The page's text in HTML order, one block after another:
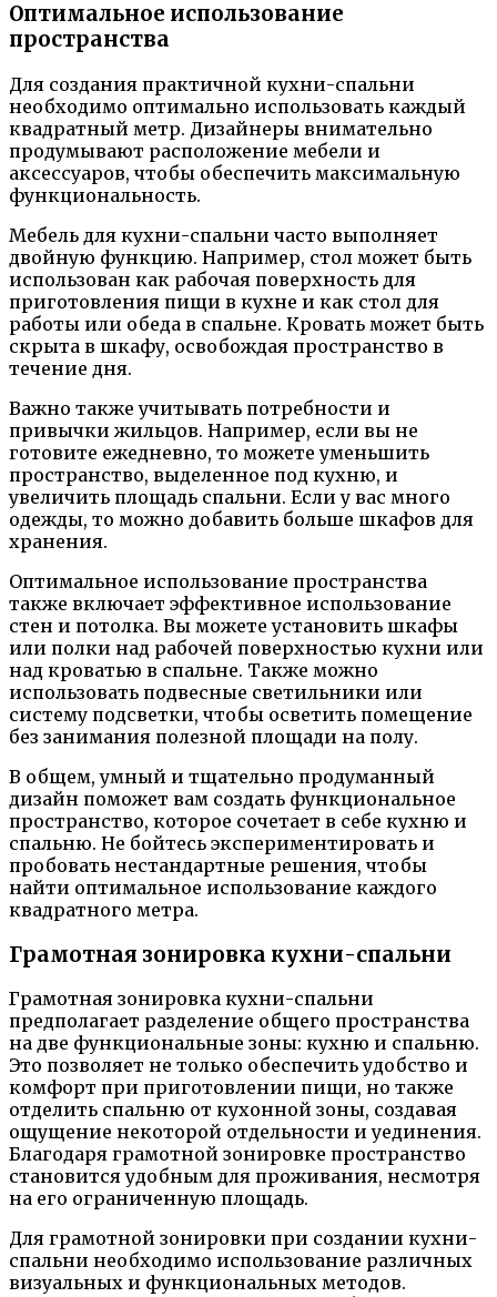
Оптимальное использование
пространства
Для создания практичной кухни-спальни
необходимо оптимально использовать каждый
квадратный метр. Дизайнеры внимательно
продумывают расположение мебели и
аксессуаров, чтобы обеспечить максимальную
функциональность.
Мебель для кухни-спальни часто выполняет
двойную функцию. Например, стол может быть
использован как рабочая поверхность для
приготовления пищи в кухне и как стол для
работы или обеда в спальне. Кровать может быть
скрыта в шкафу, освобождая пространство в
течение дня.
Важно также учитывать потребности и
привычки жильцов. Например, если вы не
готовите ежедневно, то можете уменьшить
пространство, выделенное под кухню, и
увеличить площадь спальни. Если у вас много
одежды, то можно добавить больше шкафов для
хранения.
Оптимальное использование пространства
также включает эффективное использование
стен и потолка. Вы можете установить шкафы
или полки над рабочей поверхностью кухни или
над кроватью в спальне. Также можно
использовать подвесные светильники или
систему подсветки, чтобы осветить помещение
без занимания полезной площади на полу.
В общем, умный и тщательно продуманный
дизайн поможет вам создать функциональное
пространство, которое сочетает в себе кухню и
спальню. Не бойтесь экспериментировать и
пробовать нестандартные решения, чтобы
найти оптимальное использование каждого
квадратного метра.
Грамотная зонировка кухни-спальни
Грамотная зонировка кухни-спальни
предполагает разделение общего пространства
на две функциональные зоны: кухню и спальню.
Это позволяет не только обеспечить удобство и
комфорт при приготовлении пищи, но также
отделить спальню от кухонной зоны, создавая
ощущение некоторой отдельности и уединения.
Благодаря грамотной зонировке пространство
становится удобным для проживания, несмотря
на его ограниченную площадь.
Для грамотной зонировки при создании кухни-
спальни необходимо использование различных
визуальных и функциональных методов.